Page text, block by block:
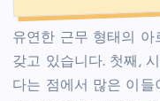
유연한 근무 형태의 아
갖고 있습니다. 첫째,
다는 점에서 많은 이들